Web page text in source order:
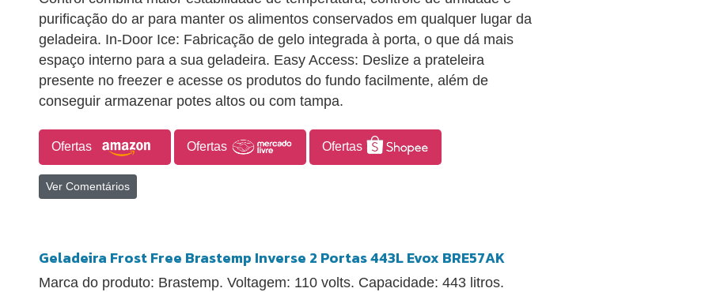
purificação do ar para manter os alimentos conservados em qualquer lugar da
geladeira. In-Door Ice: Fabricação de gelo integrada à porta, o que dá mais
espaço interno para a sua geladeira. Easy Access: Deslize a prateleira
presente no freezer e acesse os produtos do fundo facilmente, além de
conseguir armazenar potes altos ou com tampa.
Ofertas Ofertas Ofertas
Ver Comentários
Geladeira Frost Free Brastemp Inverse 2 Portas 443L Evox BRE57AK
Marca do produto: Brastemp. Voltagem: 110 volts. Capacidade: 443 litros.